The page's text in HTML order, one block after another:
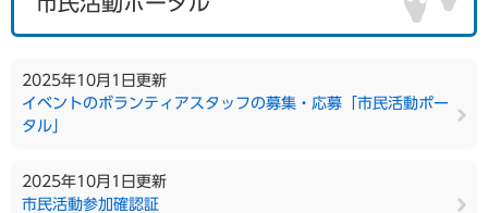
2025年10月1日更新
イベントのボランティアスタッフの募集・応募「市民活動ポー
タル」
2025年10月1日更新
市民活動参加確認証